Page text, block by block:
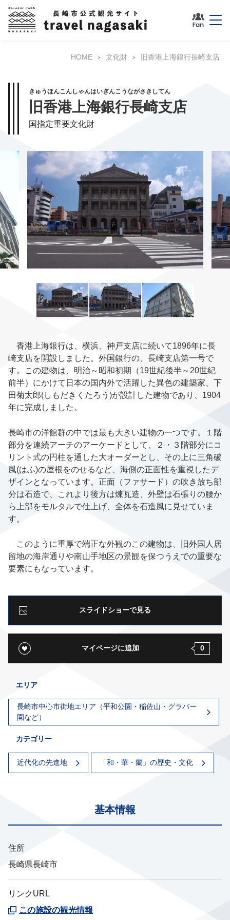
HOME 文化財 旧香港上海銀行長崎支店
きゅうほんこんしゃんはいぎんこうながさきしてん
旧香港上海銀行長崎支店
国指定重要文化財
香港上海銀行は、横浜、神戸支店に続いて1896年に長
崎支店を開設しました。外国銀行の、長崎支店第一号で
す。この建物は、 明治～ 昭和初期（19世紀後半～ 20世紀
前半）にかけて日本の国内外で活躍した異色の建築家、 下
田菊太郎(しもだきくたろう)が設計した建物であり、 1904
年に完成しました。
長崎市の洋館群の中では最も大きい建物の一つです。１階
部分を連続アーチのアーケードとして、２・３階部分にコ
リント式の円柱を通した大オーダーとし、その上に三角破
風(はふ)の屋根をのせるなど、海側の正面性を重視したデ
ザインとなっています。正面（ファサード）の吹き放ち部
分は石造で、これより後方は煉瓦造、外壁は石張りの腰か
ら上部をモルタルで仕上げ、全体を石造風に見せていま
す。
このように重厚で端正な外観のこの建物は、旧外国人居
留地の海岸通りや南山手地区の景観を保つうえでの重要な
要素にもなっています。
スライドショーで見る
マイページに追加 0
エリア
長崎市中心市街地エリア（平和公園・稲佐山・グラバー
園など）
カテゴリー
近代化の先進地 「和・華・蘭」の歴史・文化
基本情報
住所
長崎県長崎市
リンクURL
この施設の観光情報